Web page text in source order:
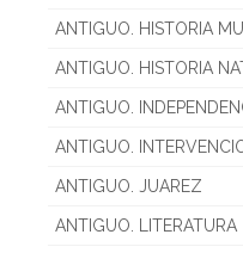
ANTIGUO. HISTORIA
ANTIGUO. HISTORIA
ANTIGUO.
ANTIGUO.
ANTIGUO. JUAREZ
ANTIGUO. LITERATURA